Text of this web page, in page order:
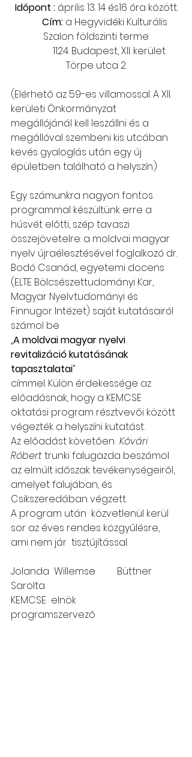
Időpont : április 13. 14 és16 óra között.
        Cím:
a Hegyvidéki Kulturális
Szalon földszinti terme
Törpe utca 2.
(Elérhető az 59-es villamossal. A XII.
kerületi Önkormányzat
megállójánál kell leszállni és a
megállóval szembeni kis utcában
kevés gyaloglás után egy új
épületben található a helyszín.)
Egy számunkra nagyon fontos
programmal készültünk erre a
húsvét előtti, szép tavaszi
összejövetelre: a moldvai magyar
nyelv újraélesztésével foglalkozó dr.
Bodó Csanád, egyetemi docens
(ELTE Bölcsészettudományi Kar,
Magyar Nyelvtudományi és
Finnugor Intézet) saját kutatásairól
számol be
„A moldvai magyar nyelvi
revitalizáció kutatásának
tapasztalatai”
címmel. Külön érdekessége az
előadásnak, hogy a KEMCSE
oktatási program résztvevői között
végezték a helyszíni kutatást.
Az előadást követően Kővári
Róbert trunki falugazda beszámol
az elmúlt időszak tevékenységeiről,
amelyet falujában, és
Csikszeredában végzett.
A program után  közvetlenül kerül
sor az éves rendes közgyűlésre,
ami nem jár  tisztújítással.
Jolanda  Willemse         Büttner
Sarolta
KEMCSE  elnök
programszervező